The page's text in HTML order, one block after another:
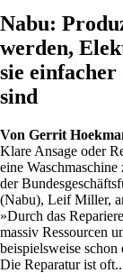
Nabu:
werden,
sie
sind
Von Gerrit
Klare Ansage oder
eine
der
(Nabu), Leif Miller,
»Durch das
massiv Ressourcen
beispielsweise
Die Reparatur ist